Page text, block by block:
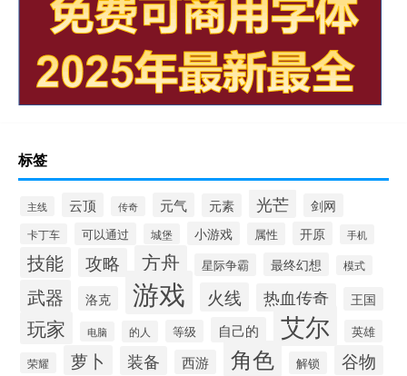
标签
主线 云顶 传奇 元气 元素 光芒 剑网
卡丁车 可以通过 城堡 小游戏 属性 开原 手机
技能 攻略 方舟 星际争霸 最终幻想 模式
武器 洛克 游戏 火线 热血传奇 王国
玩家 电脑 的人 等级 自己的 艾尔 英雄
荣耀 萝卜 装备 西游 角色 解锁 谷物